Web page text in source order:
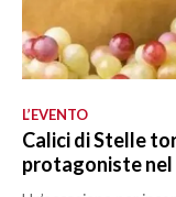
L’EVENTO
Calici di Stelle
protagoniste